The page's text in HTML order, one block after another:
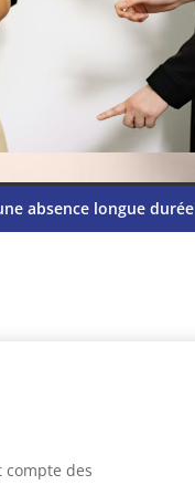
absence longue durée
compte des